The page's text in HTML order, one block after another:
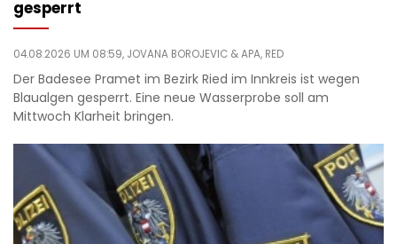
gesperrt
04.08.2026 UM 08:59, JOVANA BOROJEVIC & APA, RED
Der Badesee Pramet im Bezirk Ried im Innkreis ist wegen
Blaualgen gesperrt. Eine neue Wasserprobe soll am
Mittwoch Klarheit bringen.